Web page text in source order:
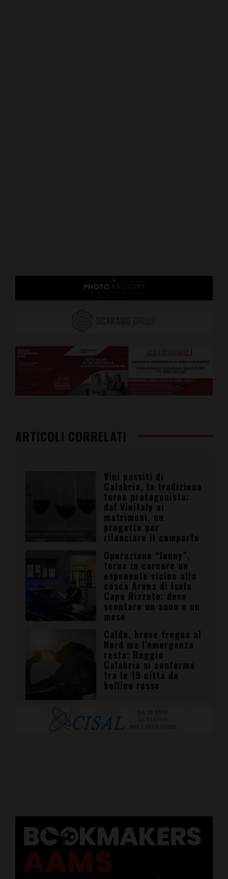
torna protagonista:
dal Vinitaly ai
matrimoni, un
progetto per
rilanciare il comparto
Operazione “Jonny”,
torna in carcere un
esponente vicino alla
cosca Arena di Isola
Capo Rizzuto: deve
scontare un anno e un
mese
Caldo, breve tregua al
Nord ma l’emergenza
resta: Reggio
Calabria si conferma
tra le 19 città da
bollino rosso